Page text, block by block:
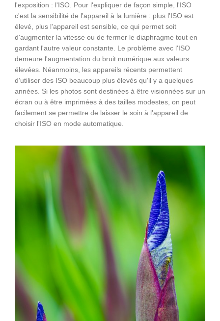
l'exposition : l'ISO. Pour l'expliquer de façon simple, l'ISO
c'est la sensibilité de l'appareil à la lumière : plus l'ISO est
élevé, plus l'appareil est sensible, ce qui permet soit
d'augmenter la vitesse ou de fermer le diaphragme tout en
gardant l'autre valeur constante. Le problème avec l'ISO
demeure l'augmentation du bruit numérique aux valeurs
élevées. Néanmoins, les appareils récents permettent
d'utiliser des ISO beaucoup plus élevés qu'il y a quelques
années. Si les photos sont destinées à être visionnées sur un
écran ou à être imprimées à des tailles modestes, on peut
facilement se permettre de laisser le soin à l'appareil de
choisir l'ISO en mode automatique.